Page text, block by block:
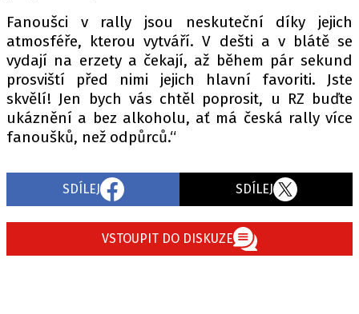
Fanoušci v rally jsou neskuteční díky jejich
atmosféře, kterou vytváří. V dešti a v blátě se
vydají na erzety a čekají, až během pár sekund
prosviští před nimi jejich hlavní favoriti. Jste
skvělí! Jen bych vás chtěl poprosit, u RZ buďte
ukáznění a bez alkoholu, ať má česká rally více
fanoušků, než odpůrců.“
SDÍLEJ SDÍLEJ
VSTOUPIT DO DISKUZE